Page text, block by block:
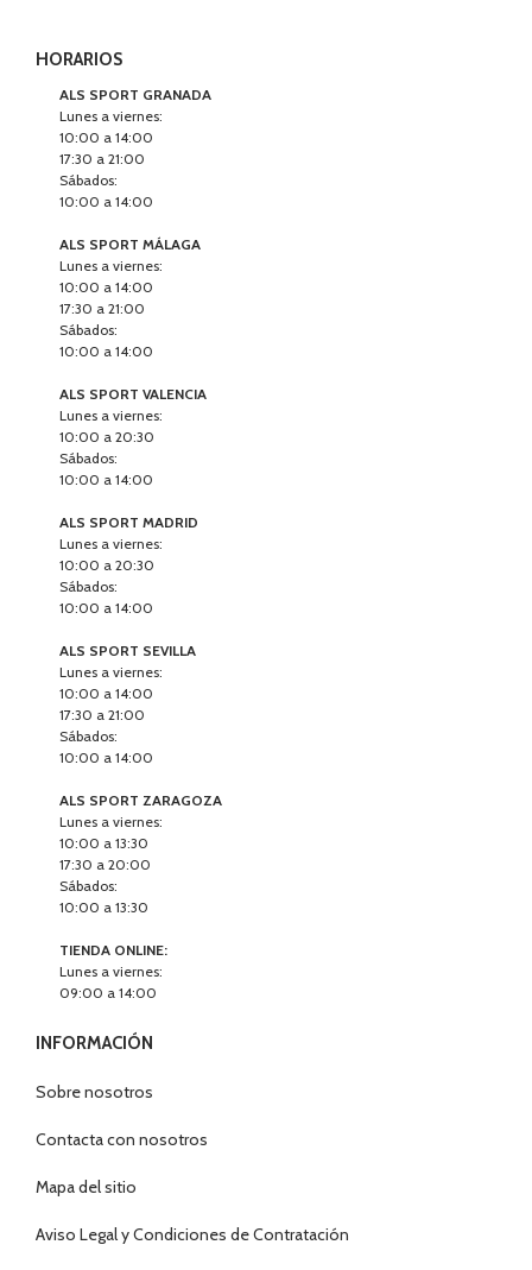
HORARIOS
ALS SPORT GRANADA
Lunes a viernes:
10:00 a 14:00
17:30 a 21:00
Sábados:
10:00 a 14:00
ALS SPORT MÁLAGA
Lunes a viernes:
10:00 a 14:00
17:30 a 21:00
Sábados:
10:00 a 14:00
ALS SPORT VALENCIA
Lunes a viernes:
10:00 a 20:30
Sábados:
10:00 a 14:00
ALS SPORT MADRID
Lunes a viernes:
10:00 a 20:30
Sábados:
10:00 a 14:00
ALS SPORT SEVILLA
Lunes a viernes:
10:00 a 14:00
17:30 a 21:00
Sábados:
10:00 a 14:00
ALS SPORT ZARAGOZA
Lunes a viernes:
10:00 a 13:30
17:30 a 20:00
Sábados:
10:00 a 13:30
TIENDA ONLINE:
Lunes a viernes:
09:00 a 14:00
INFORMACIÓN
Sobre nosotros
Contacta con nosotros
Mapa del sitio
Aviso Legal y Condiciones de Contratación